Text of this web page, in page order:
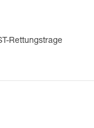
Rettungstrage